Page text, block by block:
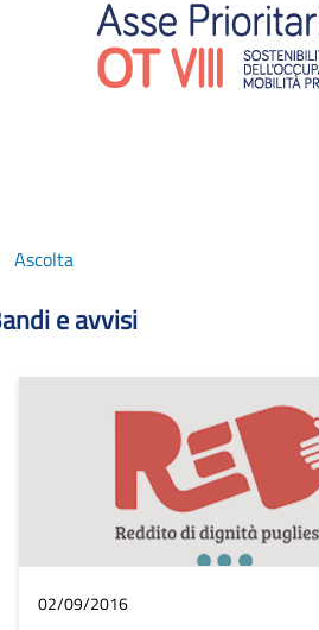
Ascolta
e avvisi
02/09/2016